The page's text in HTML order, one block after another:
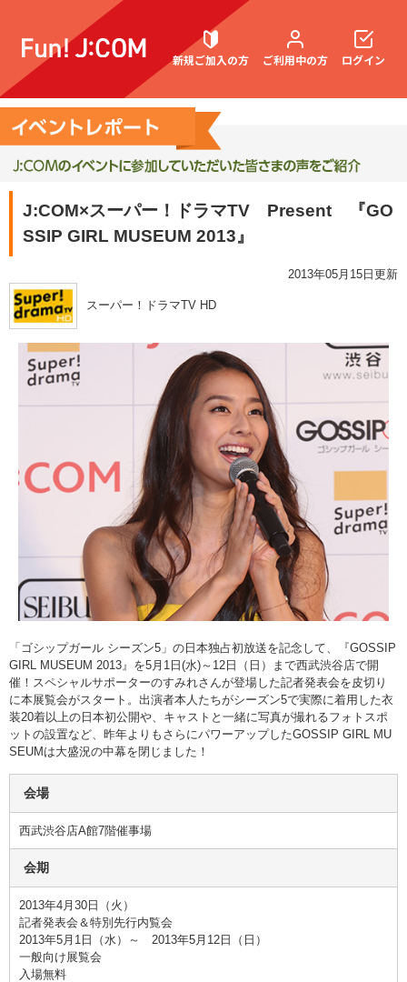
新規ご加入の方 ご利用中の方
契約内容確認・変更
お困りごと解決・よくあるご質問
ログイン
J:COM×スーパー！ドラマTV Present 『GO
SSIP GIRL MUSEUM 2013』
2013年05月15日更新
スーパー！ドラマTV HD
「ゴシップガール シーズン5」の日本独占初放送を記念して、『GOSSIP
GIRL MUSEUM 2013』を5月1日(水)～12日（日）まで西武渋谷店で開
催！スペシャルサポーターのすみれさんが登場した記者発表会を皮切り
に本展覧会がスタート。出演者本人たちがシーズン5で実際に着用した衣
装20着以上の日本初公開や、キャストと一緒に写真が撮れるフォトスポ
ットの設置など、昨年よりもさらにパワーアップしたGOSSIP GIRL MU
SEUMは大盛況の中幕を閉じました！
会場
西武渋谷店A館7階催事場
会期
2013年4月30日（火）
記者発表会＆特別先行内覧会
2013年5月1日（水）～ 2013年5月12日（日）
一般向け展覧会
入場無料